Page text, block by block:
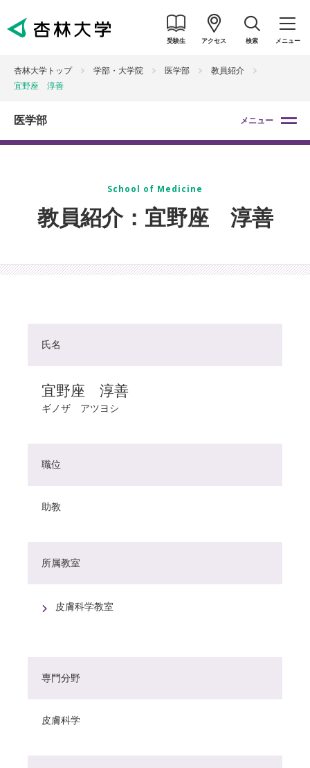
受験生 アクセス 検索 メニュー
杏林大学トップ 学部・大学院 医学部
教員紹介
宜野座 淳善
医学部 メニュー
School of Medicine
教員紹介：宜野座 淳善
氏名
宜野座 淳善
ギノザ アツヨシ
職位
助教
所属教室
皮膚科学教室
専門分野
皮膚科学